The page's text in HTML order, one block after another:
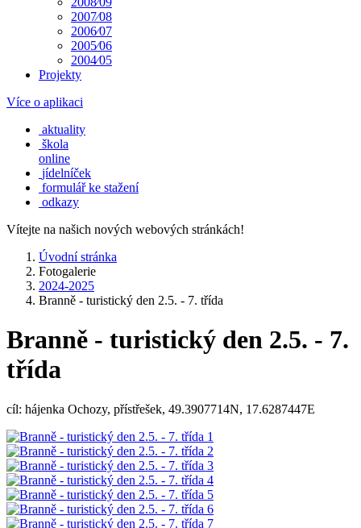
2007⁄08
2006⁄07
2005⁄06
2004⁄05
Projekty
Více o aplikaci
aktuality
škola
online
jídelníček
formulář ke stažení
odkazy
Vítejte na našich nových webových stránkách!
Úvodní stránka
Fotogalerie
2024-2025
Branně - turistický den 2.5. - 7. třída
Branně - turistický den 2.5. - 7.
třída
cíl: hájenka Ochozy, přístřešek, 49.3907714N, 17.6287447E